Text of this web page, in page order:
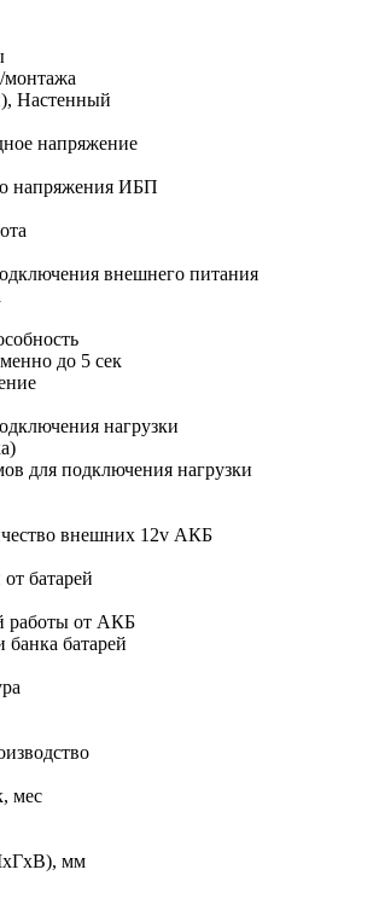
монтажа
Настенный
напряжение
напряжения ИБП
внешнего питания
до 5 сек
нагрузки
для подключения нагрузки
внешних 12v АКБ
батарей
работы от АКБ
банка батарей
мес
мм